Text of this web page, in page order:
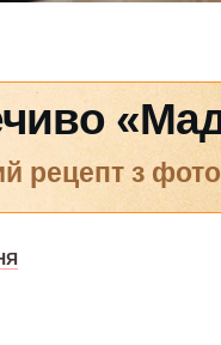
рецепт з